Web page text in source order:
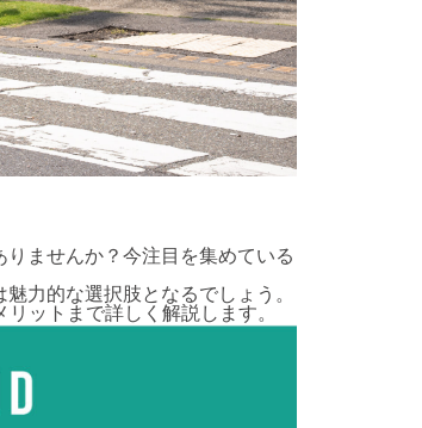
ませんか？今注目を集めている
力的な選択肢となるでしょう。
ットまで詳しく解説します。